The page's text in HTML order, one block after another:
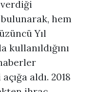
verdiği
hem
Yıl
kullanıldığını
aldı. 2018